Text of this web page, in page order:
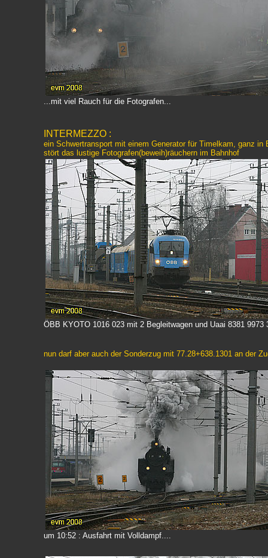
...mit viel Rauch für die Fotografen...
INTERMEZZO :
ein Schwertransport mit einem Generator für Timelkam, ganz
stört das lustige Fotografen(beweih)räuchern im Bahnhof
ÖBB KYOTO 1016 023 mit 2 Begleitwagen und Uaai 8381
nun darf aber auch der Sonderzug mit 77.28+638.1301 an der
um 10:52 : Ausfahrt mit Volldampf....